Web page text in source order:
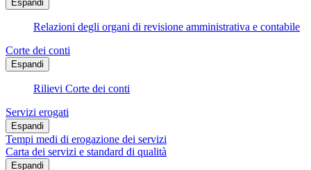
Espandi
Relazioni degli organi di revisione amministrativa e contabile
Corte dei conti
Espandi
Rilievi Corte dei conti
Servizi erogati
Espandi
Tempi medi di erogazione dei servizi
Carta dei servizi e standard di qualità
Espandi